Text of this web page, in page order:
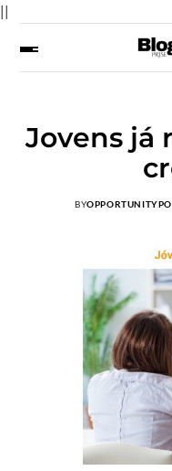
||
Jovens já
BY